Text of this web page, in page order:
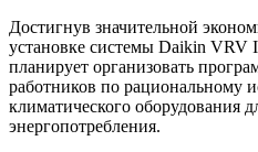
Достигнув значительной
установке системы Daikin VRV
планирует организовать
работников по рациональному
климатического оборудования
энергопотребления.